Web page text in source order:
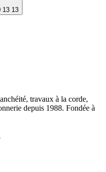
13 13
travaux à la corde,
depuis 1988. Fondée à